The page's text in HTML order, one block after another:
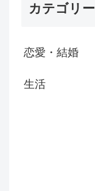
カテゴリー
恋愛・結婚
生活